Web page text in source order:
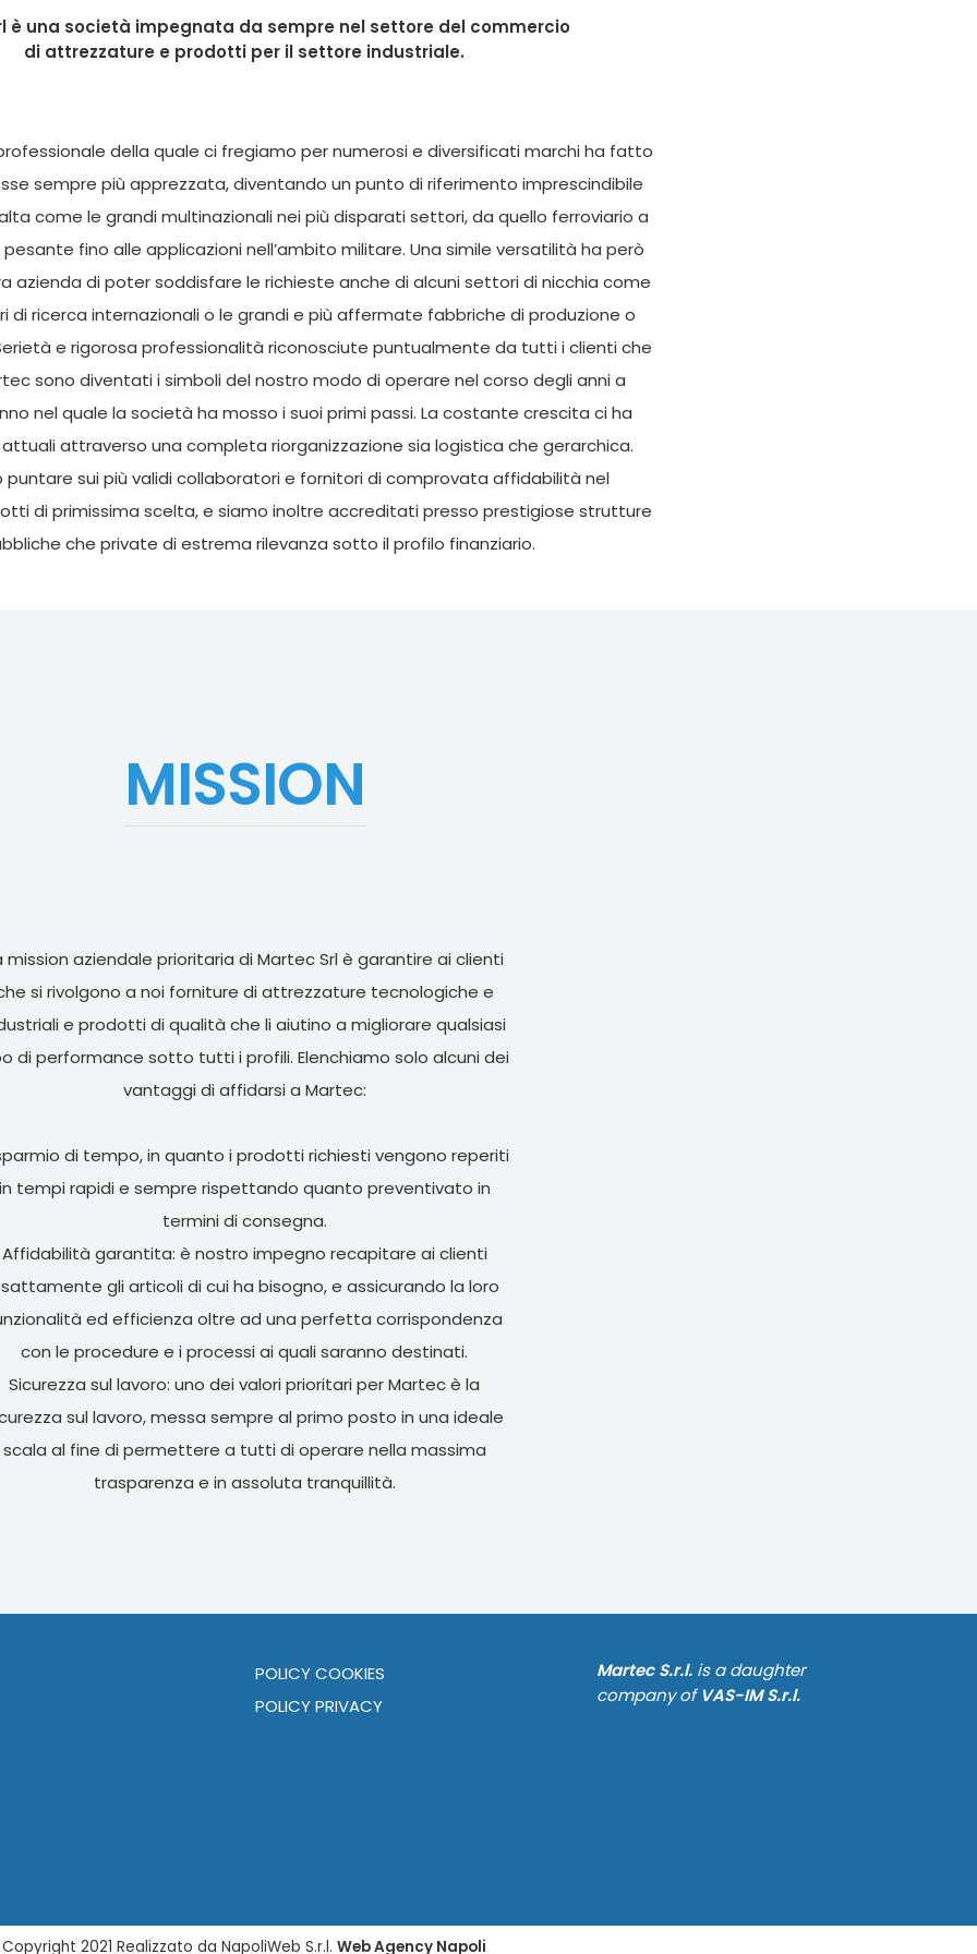
è una società impegnata da sempre nel settore del commercio
di attrezzature e prodotti per il settore industriale.
della quale ci fregiamo per numerosi e diversificati marchi ha fatto
sempre più apprezzata, diventando un punto di riferimento imprescindibile
come le grandi multinazionali nei più disparati settori, da quello ferroviario a
pesante fino alle applicazioni nell’ambito militare. Una simile versatilità ha però
azienda di poter soddisfare le richieste anche di alcuni settori di nicchia come
di ricerca internazionali o le grandi e più affermate fabbriche di produzione o
e rigorosa professionalità riconosciute puntualmente da tutti i clienti che
sono diventati i simboli del nostro modo di operare nel corso degli anni a
nel quale la società ha mosso i suoi primi passi. La costante crescita ci ha
attraverso una completa riorganizzazione sia logistica che gerarchica.
puntare sui più validi collaboratori e fornitori di comprovata affidabilità nel
di primissima scelta, e siamo inoltre accreditati presso prestigiose strutture
che private di estrema rilevanza sotto il profilo finanziario.
MISSION
mission aziendale prioritaria di Martec Srl è garantire ai clienti
si rivolgono a noi forniture di attrezzature tecnologiche e
e prodotti di qualità che li aiutino a migliorare qualsiasi
di performance sotto tutti i profili. Elenchiamo solo alcuni dei
vantaggi di affidarsi a Martec:
di tempo, in quanto i prodotti richiesti vengono reperiti
in tempi rapidi e sempre rispettando quanto preventivato in
termini di consegna.
Affidabilità garantita: è nostro impegno recapitare ai clienti
gli articoli di cui ha bisogno, e assicurando la loro
ed efficienza oltre ad una perfetta corrispondenza
con le procedure e i processi ai quali saranno destinati.
Sicurezza sul lavoro: uno dei valori prioritari per Martec è la
sul lavoro, messa sempre al primo posto in una ideale
scala al fine di permettere a tutti di operare nella massima
trasparenza e in assoluta tranquillità.
POLICY COOKIES
POLICY PRIVACY
Martec S.r.l.is a daughter
company of VAS-IM S.r.l.
Copyright 2021 Realizzato da NapoliWeb S.r.l. Web Agency Napoli